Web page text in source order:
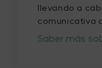
llevando a
comunicativa
Saber más